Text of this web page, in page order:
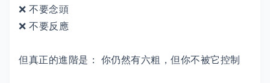
❌ 不要念頭
❌ 不要反應
但真正的進階是： 你仍然有六粗，但你不被它控制